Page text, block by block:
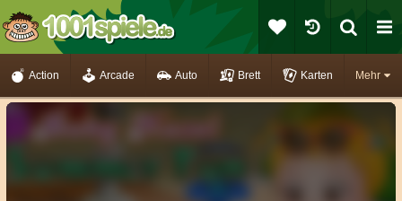
Mehr
Action Arcade Auto Brett Karten